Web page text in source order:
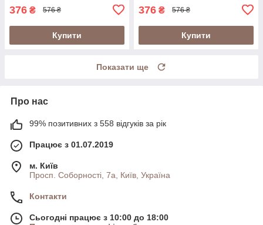
376 ₴ 576 ₴
Купити
376 ₴ 576 ₴
Купити
Показати ще
Про нас
99% позитивних з 558 відгуків за рік
Працює з 01.07.2019
м. Київ
Просп. Соборності, 7а, Київ, Україна
Контакти
Сьогодні працює з 10:00 до 18:00